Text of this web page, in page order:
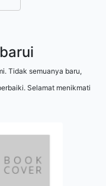
Tidak semuanya baru,
Selamat menikmati